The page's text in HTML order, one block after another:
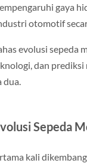
gaya
otomotif
evolusi sepeda
dan prediksi
Sepeda
kali